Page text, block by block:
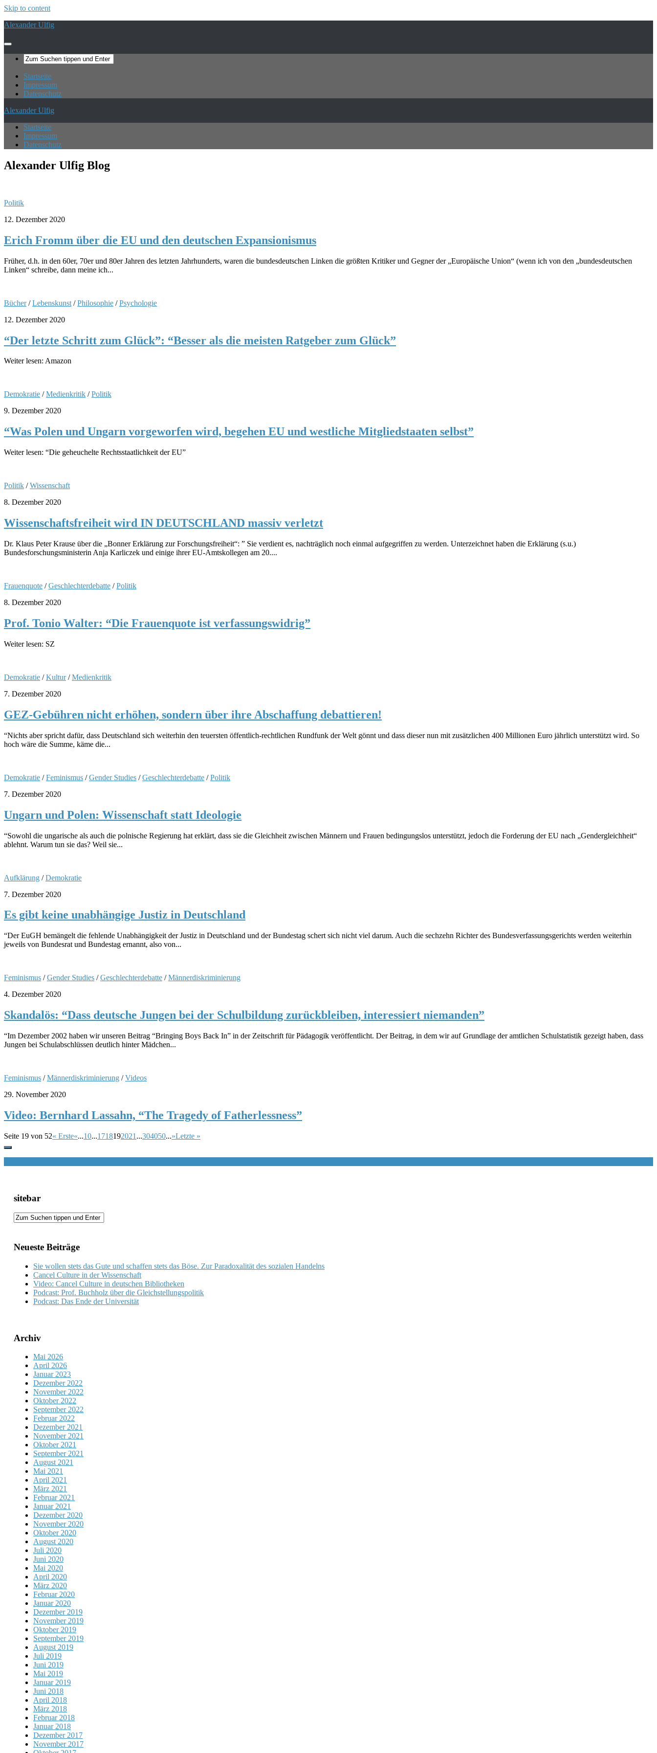
Skip to content
Alexander Ulfig
Startseite
Impressum
Datenschutz
Alexander Ulfig
Startseite
Impressum
Datenschutz
Alexander Ulfig Blog
Politik
12. Dezember 2020
Erich Fromm über die EU und den deutschen Expansionismus
Früher, d.h. in den 60er, 70er und 80er Jahren des letzten Jahrhunderts, waren die bundesdeutschen Linken die größten Kritiker und Gegner der „Europäische Union“ (wenn ich von den „bundesdeutschen
Linken“ schreibe, dann meine ich...
Bücher/Lebenskunst /Philosophie /Psychologie
12. Dezember 2020
“Der letzte Schritt zum Glück”: “Besser als die meisten Ratgeber zum Glück”
Weiter lesen: Amazon
Demokratie /Medienkritik /Politik
9. Dezember 2020
“Was Polen und Ungarn vorgeworfen wird, begehen EU und westliche Mitgliedstaaten selbst”
Weiter lesen: “Die geheuchelte Rechtsstaatlichkeit der EU”
Politik /Wissenschaft
8. Dezember 2020
Wissenschaftsfreiheit wird IN DEUTSCHLAND massiv verletzt
Dr. Klaus Peter Krause über die „Bonner Erklärung zur Forschungsfreiheit“: ” Sie verdient es, nachträglich noch einmal aufgegriffen zu werden. Unterzeichnet haben die Erklärung (s.u.)
Bundesforschungsministerin Anja Karliczek und einige ihrer EU-Amtskollegen am 20....
Frauenquote /Geschlechterdebatte /Politik
8. Dezember 2020
Prof. Tonio Walter: “Die Frauenquote ist verfassungswidrig”
Weiter lesen: SZ
Demokratie /Kultur/Medienkritik
7. Dezember 2020
GEZ-Gebühren nicht erhöhen, sondern über ihre Abschaffung debattieren!
“Nichts aber spricht dafür, dass Deutschland sich weiterhin den teuersten öffentlich-rechtlichen Rundfunk der Welt gönnt und dass dieser nun mit zusätzlichen 400 Millionen Euro jährlich unterstützt wird. So
hoch wäre die Summe, käme die...
Demokratie /Feminismus /Gender Studies /Geschlechterdebatte /Politik
7. Dezember 2020
Ungarn und Polen: Wissenschaft statt Ideologie
“Sowohl die ungarische als auch die polnische Regierung hat erklärt, dass sie die Gleichheit zwischen Männern und Frauen bedingungslos unterstützt, jedoch die Forderung der EU nach „Gendergleichheit“
ablehnt. Warum tun sie das? Weil sie...
Aufklärung /Demokratie
7. Dezember 2020
Es gibt keine unabhängige Justiz in Deutschland
“Der EuGH bemängelt die fehlende Unabhängigkeit der Justiz in Deutschland und der Bundestag schert sich nicht viel darum. Auch die sechzehn Richter des Bundesverfassungsgerichts werden weiterhin
jeweils von Bundesrat und Bundestag ernannt, also von...
Feminismus /Gender Studies /Geschlechterdebatte /Männerdiskriminierung
4. Dezember 2020
Skandalös: “Dass deutsche Jungen bei der Schulbildung zurückbleiben, interessiert niemanden”
“Im Dezember 2002 haben wir unseren Beitrag “Bringing Boys Back In” in der Zeitschrift für Pädagogik veröffentlicht. Der Beitrag, in dem wir auf Grundlage der amtlichen Schulstatistik gezeigt haben, dass
Jungen bei Schulabschlüssen deutlich hinter Mädchen...
Feminismus /Männerdiskriminierung /Videos
29. November 2020
Video: Bernhard Lassahn, “The Tragedy of Fatherlessness”
Seite 19 von 52« Erste«...10...1718192021 ...304050...»Letzte »
sitebar
Neueste Beiträge
Sie wollen stets das Gute und schaffen stets das Böse. Zur Paradoxalität des sozialen Handelns
Cancel Culture in der Wissenschaft
Video: Cancel Culture in deutschen Bibliotheken
Podcast: Prof. Buchholz über die Gleichstellungspolitik
Podcast: Das Ende der Universität
Archiv
Mai 2026
April 2026
Januar 2023
Dezember 2022
November 2022
Oktober 2022
September 2022
Februar 2022
Dezember 2021
November 2021
Oktober 2021
September 2021
August 2021
Mai 2021
April 2021
März 2021
Februar 2021
Januar 2021
Dezember 2020
November 2020
Oktober 2020
August 2020
Juli 2020
Juni 2020
Mai 2020
April 2020
März 2020
Februar 2020
Januar 2020
Dezember 2019
November 2019
Oktober 2019
September 2019
August 2019
Juli 2019
Juni 2019
Mai 2019
Januar 2019
Juni 2018
April 2018
März 2018
Februar 2018
Januar 2018
Dezember 2017
November 2017